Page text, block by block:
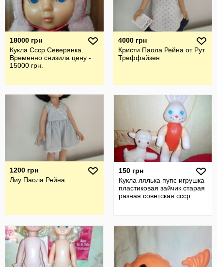
18000 грн
Кукла Ссср Северянка.
Временно снизила цену -
15000 грн.
4000 грн
Кристи Паола Рейна от Рут
Треффайзен
1200 грн
Лиу Паола Рейна
150 грн
Кукла лялька пупс игрушка
пластиковая зайчик старая
разная советская ссср